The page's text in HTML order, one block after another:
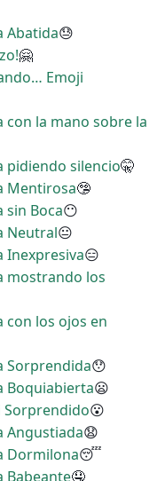
Abatida😓
🤗
Emoji
con la mano sobre la
pidiendo silencio🤫
Mentirosa🤥
sin Boca😶
Neutral😐
Inexpresiva😑
mostrando los
con los ojos en
Sorprendida😯
Boquiabierta😦
Sorprendido😮
Angustiada😧
Dormilona😴
Babeante🤤